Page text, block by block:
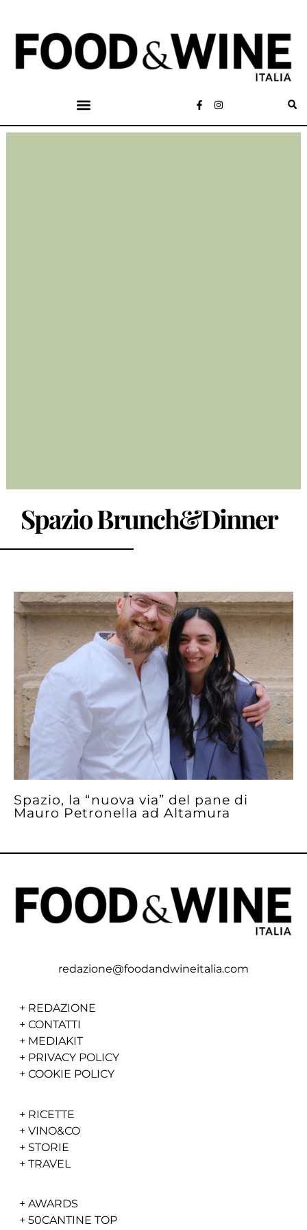
Spazio Brunch&Dinner
Spazio, la “nuova via” del pane di
Mauro Petronella ad Altamura
redazione@foodandwineitalia.com
+ REDAZIONE
+ CONTATTI
+ MEDIAKIT
+ PRIVACY POLICY
+ COOKIE POLICY
+ RICETTE
+ VINO&CO
+ STORIE
+ TRAVEL
+ AWARDS
+ 50CANTINE TOP